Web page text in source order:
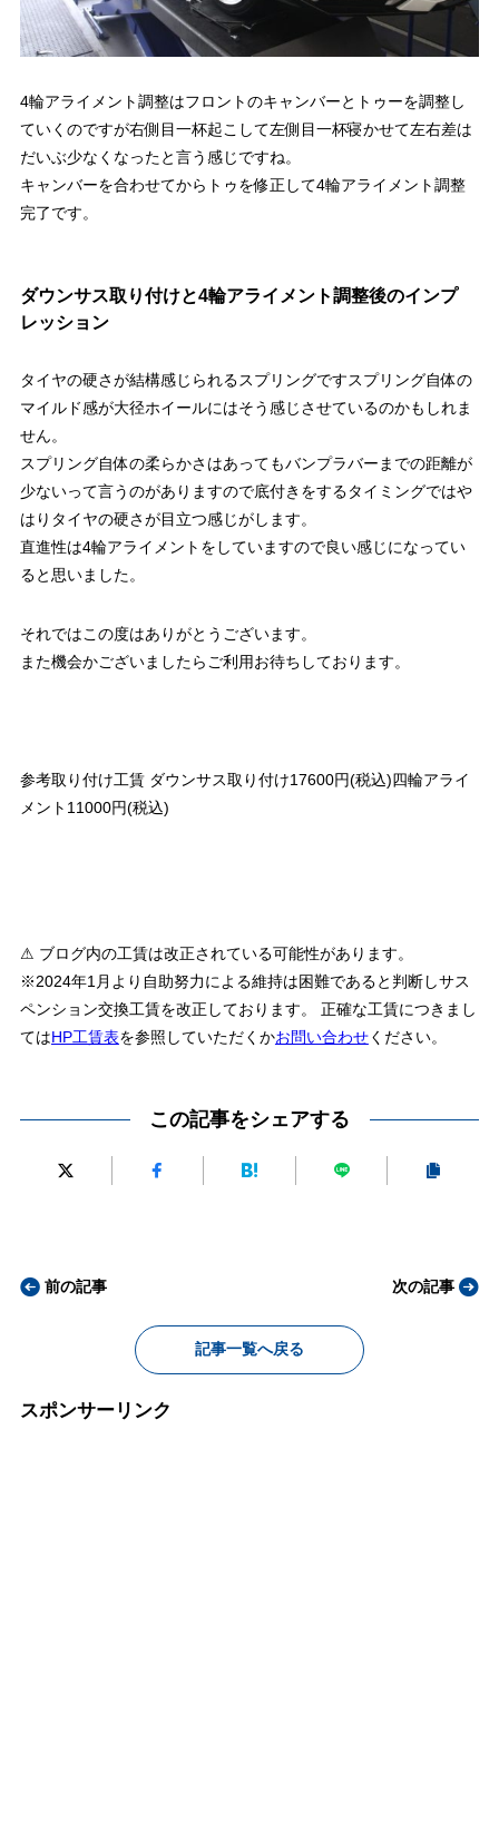
4輪アライメント調整はフロントのキャンバーとトゥーを調整し
ていくのですが右側目一杯起こして左側目一杯寝かせて左右差は
だいぶ少なくなったと言う感じですね。
キャンバーを合わせてからトゥを修正して4輪アライメント調整
完了です。
ダウンサス取り付けと4輪アライメント調整後のインプ
レッション
タイヤの硬さが結構感じられるスプリングですスプリング自体の
マイルド感が大径ホイールにはそう感じさせているのかもしれま
せん。
スプリング自体の柔らかさはあってもバンプラバーまでの距離が
少ないって言うのがありますので底付きをするタイミングではや
はりタイヤの硬さが目立つ感じがします。
直進性は4輪アライメントをしていますので良い感じになってい
ると思いました。
それではこの度はありがとうございます。
また機会かございましたらご利用お待ちしております。
参考取り付け工賃 ダウンサス取り付け17600円(税込)四輪アライ
メント11000円(税込)
⚠ ブログ内の工賃は改正されている可能性があります。
※2024年1月より自助努力による維持は困難であると判断しサス
ペンション交換工賃を改正しております。 正確な工賃につきまし
てはHP工賃表を参照していただくかお問い合わせください。
この記事をシェアする
前の記事
記事一覧へ戻る
次の記事
スポンサーリンク